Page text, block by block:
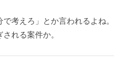
考えろ」とか言われるよね。
れる案件か。